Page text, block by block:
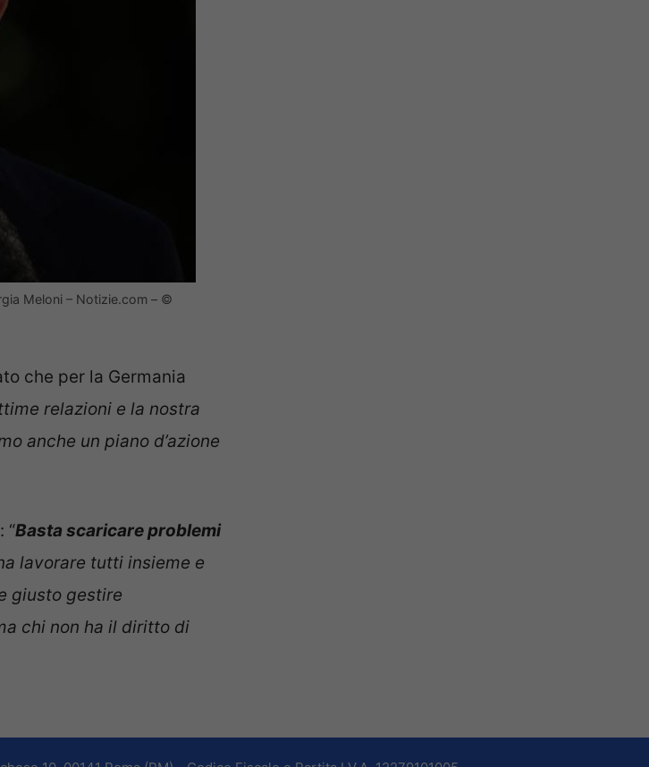
Meloni – Notizie.com – ©
che per la Germania
relazioni e la nostra
anche un piano d’azione
“Basta scaricare problemi
lavorare tutti insieme e
giusto gestire
chi non ha il diritto di